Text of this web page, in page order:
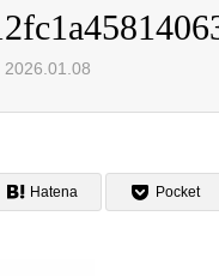
2026.01.08
Hatena Pocket